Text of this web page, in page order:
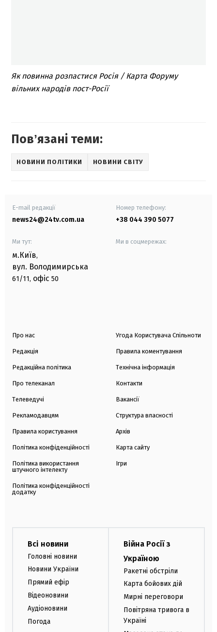
Як повинна розпастися Росія / Карта Форуму
вільних народів пост-Росії
Повʼязані теми:
НОВИНИ ПОЛІТИКИ НОВИНИ СВІТУ
E-mail редакції
news24@24tv.com.ua
Номер телефону:
+38 044 390 5077
Ми тут:
м.Київ,
вул. Володимирська
61/11, офіс 50
Ми в соцмережах:
Про нас
Редакція
Редакційна політика
Про телеканал
Телеведучі
Рекламодавцям
Правила користування
Політика конфіденційності
Політика використання
штучного інтелекту
Політика конфіденційності
додатку
Угода Користувача Спільноти
Правила коментування
Технічна інформація
Контакти
Вакансії
Структура власності
Архів
Карта сайту
Ігри
Всі новини
Головні новини
Новини України
Прямий ефір
Відеоновини
Аудіоновини
Погода
Війна Росії з
Україною
Ракетні обстріли
Карта бойових дій
Мирні переговори
Повітряна тривога в
Україні